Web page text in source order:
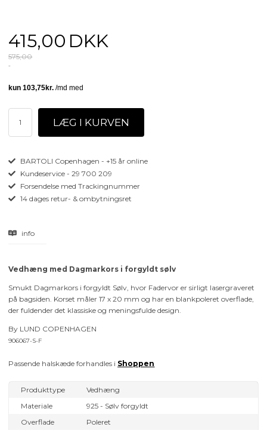
415,00 DKK
575,00
BARTOLI Copenhagen - +15 år online
Kundeservice - 29 700 209
Forsendelse med Trackingnummer
14 dages retur- & ombytningsret
info
Vedhæng med Dagmarkors i forgyldt sølv
Smukt Dagmarkors i forgyldt Sølv, hvor Fadervor er sirligt lasergraveret
på bagsiden. Korset måler 17 x 20 mm og har en blankpoleret overflade,
der fuldender det klassiske og meningsfulde design.
By LUND COPENHAGEN
906067-S-F
Passende halskæde forhandles i Shoppen
Produkttype
Vedhæng
Materiale
925 - Sølv forgyldt
Overflade
Poleret